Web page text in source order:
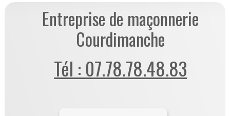
Entreprise de maçonnerie
Courdimanche
Tél : 07.78.78.48.83